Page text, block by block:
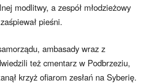
modlitwy, a zespół młodzieżowy
pieśni.
ambasady wraz z
też cmentarz w Podbrzeziu,
krzyż ofiarom zesłań na Syberię.